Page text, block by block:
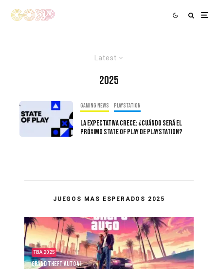
Latest
2025
Gaming news PlayStation
La Expectativa Crece: ¿Cuándo Será El
Próximo State of Play de PlayStation?
JUEGOS MAS ESPERADOS 2025
TBA 2025
Grand Theft Auto VI